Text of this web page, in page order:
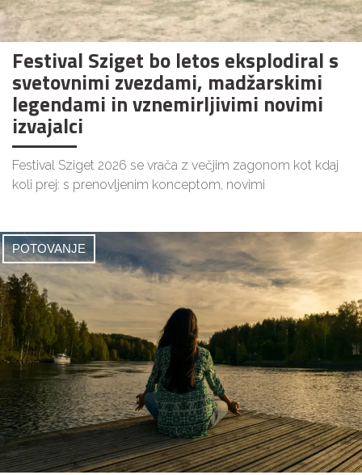
Festival Sziget bo letos eksplodiral s
svetovnimi zvezdami, madžarskimi
legendami in vznemirljivimi novimi
izvajalci
Festival Sziget 2026 se vrača z večjim zagonom kot kdaj
koli prej: s prenovljenim konceptom, novimi
POTOVANJE